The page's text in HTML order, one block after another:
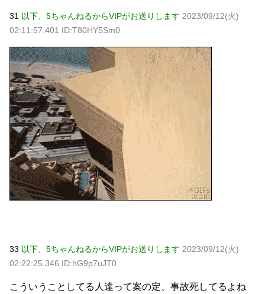
31 以下、5ちゃんねるからVIPがお送りします 2023/09/12(火)
02:11:57.401 ID:T80HY5Sm0
33 以下、5ちゃんねるからVIPがお送りします 2023/09/12(火)
02:22:25.346 ID:hG9p7uJT0
こういうことしてる人達って案の定、事故死してるよね